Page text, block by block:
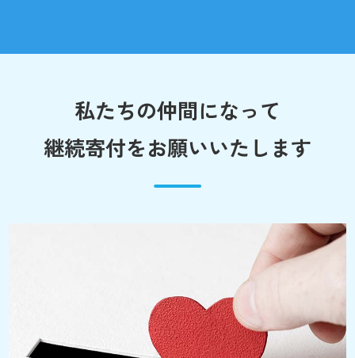
私たちの仲間になって
継続寄付をお願いいたします